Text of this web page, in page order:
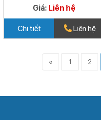
Giá: Liên hệ
Chi tiết Liên hệ
« 1 2